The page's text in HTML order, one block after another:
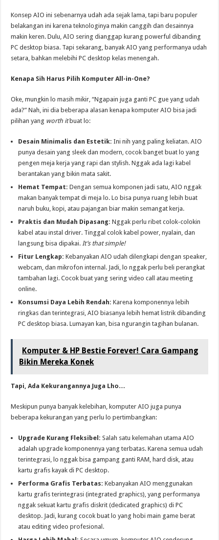
Konsep AIO ini sebenarnya udah ada sejak lama, tapi baru populer
belakangan ini karena teknologinya makin canggih dan desainnya
makin keren. Dulu, AIO sering dianggap kurang powerful dibanding
PC desktop biasa. Tapi sekarang, banyak AIO yang performanya udah
setara, bahkan melebihi PC desktop kelas menengah.
Kenapa Sih Harus Pilih Komputer All-in-One?
Oke, mungkin lo masih mikir, “Ngapain juga ganti PC gue yang udah
ada?” Nah, ini dia beberapa alasan kenapa komputer AIO bisa jadi
pilihan yang worth itbuat lo:
Desain Minimalis dan Estetik: Ini nih yang paling keliatan. AIO
punya desain yang sleek dan modern, cocok banget buat lo yang
pengen meja kerja yang rapi dan stylish. Nggak ada lagi kabel
berantakan yang bikin mata sakit.
Hemat Tempat: Dengan semua komponen jadi satu, AIO nggak
makan banyak tempat di meja lo. Lo bisa punya ruang lebih buat
naruh buku, kopi, atau pajangan biar makin semangat kerja.
Praktis dan Mudah Dipasang: Nggak perlu ribet colok-colokin
kabel atau instal driver. Tinggal colok kabel power, nyalain, dan
langsung bisa dipakai. It’s that simple!
Fitur Lengkap: Kebanyakan AIO udah dilengkapi dengan speaker,
webcam, dan mikrofon internal. Jadi, lo nggak perlu beli perangkat
tambahan lagi. Cocok buat yang sering video call atau meeting
online.
Konsumsi Daya Lebih Rendah: Karena komponennya lebih
ringkas dan terintegrasi, AIO biasanya lebih hemat listrik dibanding
PC desktop biasa. Lumayan kan, bisa ngurangin tagihan bulanan.
Komputer & HP Bestie Forever! Cara Gampang
Bikin Mereka Konek
Tapi, Ada Kekurangannya Juga Lho…
Meskipun punya banyak kelebihan, komputer AIO juga punya
beberapa kekurangan yang perlu lo pertimbangkan:
Upgrade Kurang Fleksibel: Salah satu kelemahan utama AIO
adalah upgrade komponennya yang terbatas. Karena semua udah
terintegrasi, lo nggak bisa gampang ganti RAM, hard disk, atau
kartu grafis kayak di PC desktop.
Performa Grafis Terbatas: Kebanyakan AIO menggunakan
kartu grafis terintegrasi (integrated graphics), yang performanya
nggak sekuat kartu grafis diskrit (dedicated graphics) di PC
desktop. Jadi, kurang cocok buat lo yang hobi main game berat
atau editing video profesional.